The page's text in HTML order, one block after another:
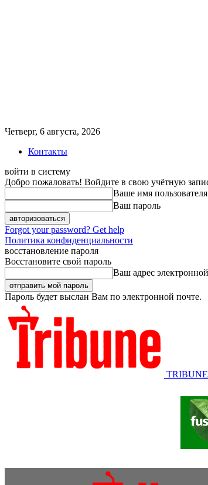
Четверг, 6 августа, 2026
Контакты
войти в систему
Добро пожаловать! Войдите в свою учётную
Ваше имя пользователя
Ваш пароль
Forgot your password? Get help
Политика конфиденциальности
восстановление пароля
Восстановите свой пароль
Ваш адрес
Пароль будет выслан Вам по электронной почте.